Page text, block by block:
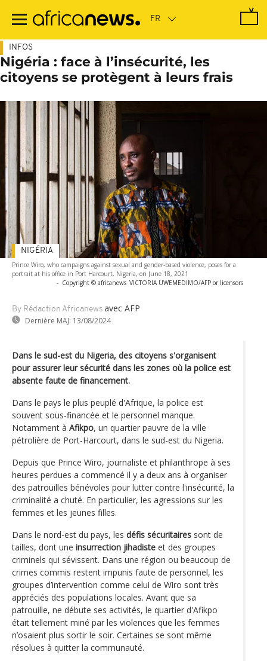
contenu
INFOS
Nigéria : face à l’insécurité, les
citoyens se protègent à leurs frais
Prince Wiro, who campaigns against sexual and gender-based violence, poses for a
portrait at his office in Port Harcourt, Nigeria, on June 18, 2021
- Copyright © africanews VICTORIA UWEMEDIMO/AFP or licensors
By Rédaction Africanews avec AFP
Dernière MAJ: 13/08/2024
NIGÉRIA
Dans le sud-est du Nigeria, des citoyens s'organisent
pour assurer leur sécurité dans les zones où la police est
absente faute de financement.
Dans le pays le plus peuplé d'Afrique, la police est
souvent sous-financée et le personnel manque.
Notamment à Afikpo, un quartier pauvre de la ville
pétrolière de Port-Harcourt, dans le sud-est du Nigeria.
Depuis que Prince Wiro, journaliste et philanthrope à ses
heures perdues a commencé il y a deux ans à organiser
des patrouilles bénévoles pour lutter contre l'insécurité, la
criminalité a chuté. En particulier, les agressions sur les
femmes et les jeunes filles.
Dans le nord-est du pays, les défis sécuritaires sont de
tailles, dont une insurrection jihadiste et des groupes
criminels qui sévissent. Dans une région ou beaucoup de
crimes commis restent impunis faute de personnel, les
groupes d’intervention comme celui de Wiro sont très
appréciés des populations locales. Avant que sa
patrouille, ne débute ses activités, le quartier d'Afikpo
était tellement miné par les violences que les femmes
n’osaient plus sortir le soir. Certaines se sont même
résolues à quitter la communauté.